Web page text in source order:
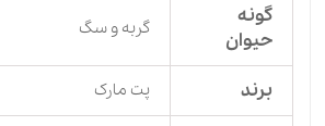
گونه
حیوان
گربه و سگ
برند پت مارک